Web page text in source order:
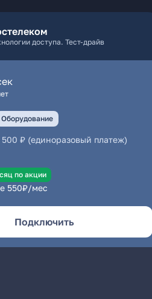
доступа. Тест-драйв
Оборудование
500 ₽ (единоразовый платеж)
по акции
550₽/мес
Подключить